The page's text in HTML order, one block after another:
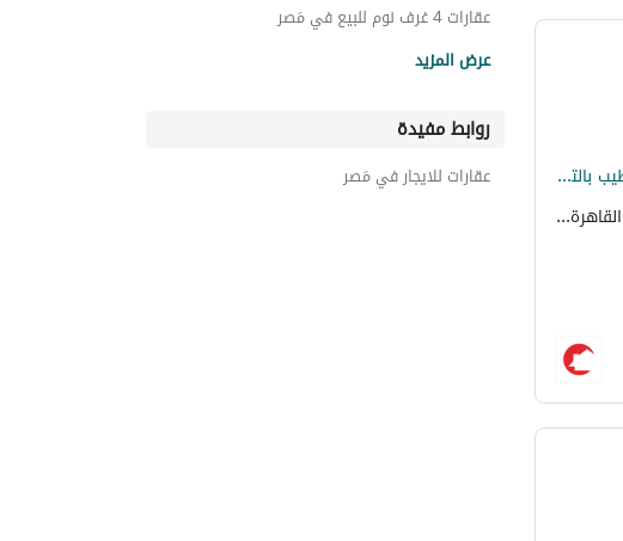
خصم علي السعر مميز شقه 4 غرف بجاردن كامله التشطيب بالتقسيط من بالم هيلز في قلب التجمع
كومباوند بالم هيلز القاهرة الجديدة، التجمع الخامس، القاهرة الجديدة، القاهرة
عقارات 4 غرف نوم للبيع في مَصر
فيلات للبيع في مَصر
تاون هاوس للبيع في مَصر
عرض المزيد
روابط مفيدة
عقارات للايجار في مَصر